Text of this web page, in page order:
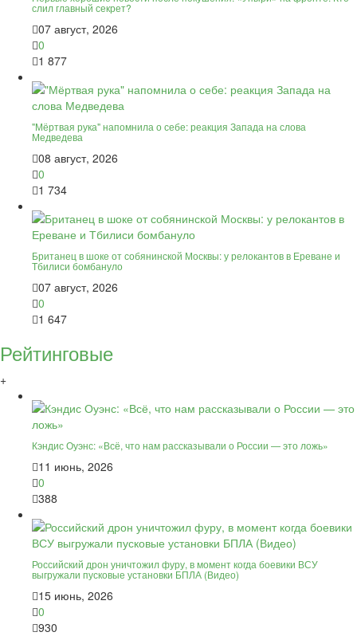
слил главный секрет?
07 август, 2026
0
1 877
"Мёртвая рука" напомнила о себе: реакция Запада на слова
Медведева
08 август, 2026
0
1 734
Британец в шоке от собянинской Москвы: у релокантов в Ереване и
Тбилиси бомбануло
07 август, 2026
0
1 647
Рейтинговые
+
Кэндис Оуэнс: «Всё, что нам рассказывали о России — это ложь»
11 июнь, 2026
0
388
Российский дрон уничтожил фуру, в момент когда боевики ВСУ
выгружали пусковые установки БПЛА (Видео)
15 июнь, 2026
0
930